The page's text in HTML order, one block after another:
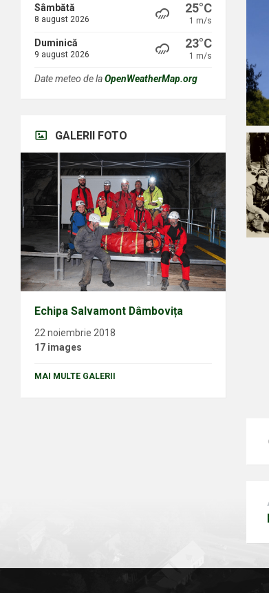
Sâmbătă
8 august 2026
25°C
1 m/s
Duminică
9 august 2026
23°C
1 m/s
Date meteo de laOpenWeatherMap.org
GALERII FOTO
Echipa Salvamont Dâmbovița
22 noiembrie 2018
17 images
MAI MULTE GALERII